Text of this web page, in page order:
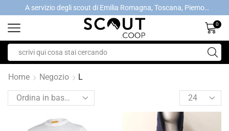
A servizio degli scout di Emilia Romagna, Toscana, Piemonte, Valle d'Aosta- Gratis la spedizione con ordini > €40
0
Home Negozio L